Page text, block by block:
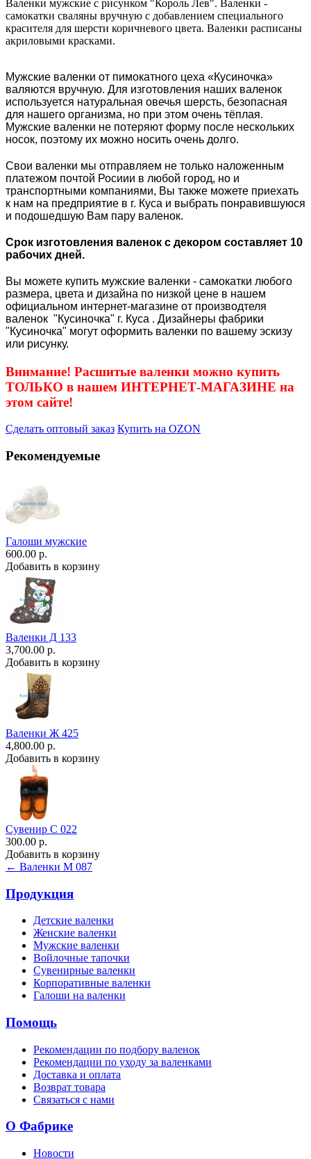
Валенки мужские с рисунком "Король Лев". Валенки -
самокатки сваляны вручную с добавлением специального
красителя для шерсти коричневого цвета. Валенки расписаны
акриловыми красками.
Мужские валенки от пимокатного цеха «Кусиночка»
валяются вручную. Для изготовления наших валенок
используется натуральная овечья шерсть, безопасная
для нашего организма, но при этом очень тёплая.
Мужские валенки не потеряют форму после нескольких
носок, поэтому их можно носить очень долго.
Свои валенки мы отправляем не только наложенным
платежом почтой Росиии в любой город, но и
транспортными компаниями, Вы также можете приехать
к нам на предприятие в г. Куса и выбрать понравившуюся
и подошедшую Вам пару валенок.
Срок изготовления валенок с декором составляет 10
рабочих дней.
Вы можете купить мужские валенки - самокатки любого
размера, цвета и дизайна по низкой цене в нашем
официальном интернет-магазине от производтеля
валенок "Кусиночка" г. Куса . Дизайнеры фабрики
"Кусиночка" могут оформить валенки по вашему эскизу
или рисунку.
Внимание! Расшитые валенки можно купить
ТОЛЬКО в нашем ИНТЕРНЕТ-МАГАЗИНЕ на
этом сайте!
Сделать оптовый заказ Купить на OZON
Рекомендуемые
Галоши мужские
600.00 р.
Добавить в корзину
Валенки Д 133
3,700.00 р.
Добавить в корзину
Валенки Ж 425
4,800.00 р.
Добавить в корзину
Сувенир С 022
300.00 р.
Добавить в корзину
← Валенки М 087
Продукция
Детские валенки
Женские валенки
Мужские валенки
Войлочные тапочки
Сувенирные валенки
Корпоративные валенки
Галоши на валенки
Помощь
Рекомендации по подбору валенок
Рекомендации по уходу за валенками
Доставка и оплата
Возврат товара
Связаться с нами
О Фабрике
Новости